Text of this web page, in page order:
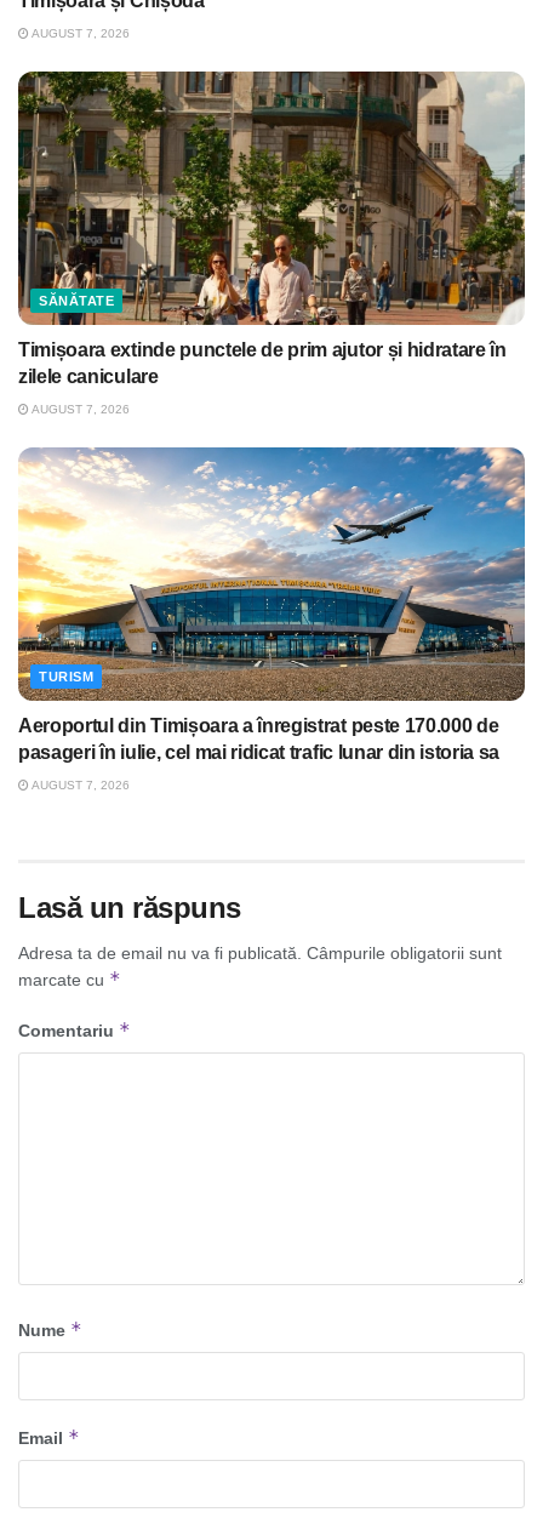
AUGUST 7, 2026
SĂNĂTATE
Timișoara extinde punctele de prim ajutor și hidratare în
zilele caniculare
AUGUST 7, 2026
TURISM
Aeroportul din Timișoara a înregistrat peste 170.000 de
pasageri în iulie, cel mai ridicat trafic lunar din istoria sa
AUGUST 7, 2026
Lasă un răspuns
Adresa ta de email nu va fi publicată. Câmpurile obligatorii sunt
marcate cu *
Comentariu *
Nume *
Email *